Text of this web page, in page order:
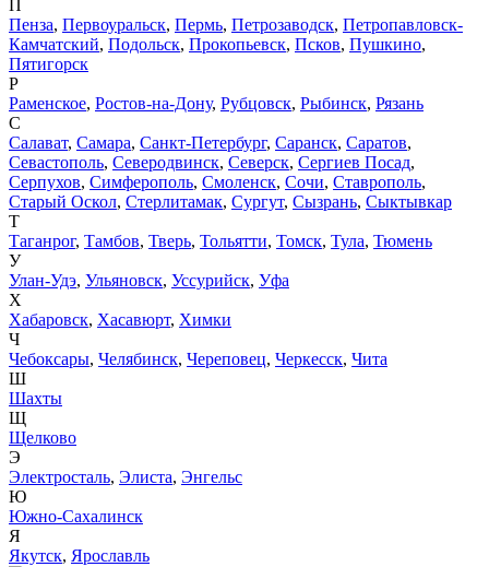
П
Пенза, Первоуральск, Пермь, Петрозаводск, Петропавловск-
Камчатский, Подольск, Прокопьевск, Псков, Пушкино,
Пятигорск
Р
Раменское, Ростов-на-Дону, Рубцовск, Рыбинск, Рязань
С
Салават, Самара, Санкт-Петербург, Саранск, Саратов,
Севастополь, Северодвинск, Северск, Сергиев Посад,
Серпухов, Симферополь, Смоленск, Сочи, Ставрополь,
Старый Оскол, Стерлитамак, Сургут, Сызрань, Сыктывкар
Т
Таганрог, Тамбов, Тверь, Тольятти, Томск, Тула, Тюмень
У
Улан-Удэ, Ульяновск, Уссурийск, Уфа
Х
Хабаровск, Хасавюрт, Химки
Ч
Чебоксары, Челябинск, Череповец, Черкесск, Чита
Ш
Шахты
Щ
Щелково
Э
Электросталь, Элиста, Энгельс
Ю
Южно-Сахалинск
Я
Якутск, Ярославль